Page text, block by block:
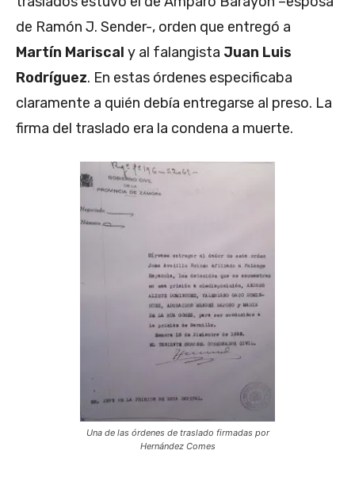
de Ramón J. Sender-, orden que entregó a
Martín Mariscal y al falangista Juan Luis
Rodríguez. En estas órdenes especificaba
claramente a quién debía entregarse al preso. La
firma del traslado era la condena a muerte.
Una de las órdenes de traslado firmadas por
Hernández Comes